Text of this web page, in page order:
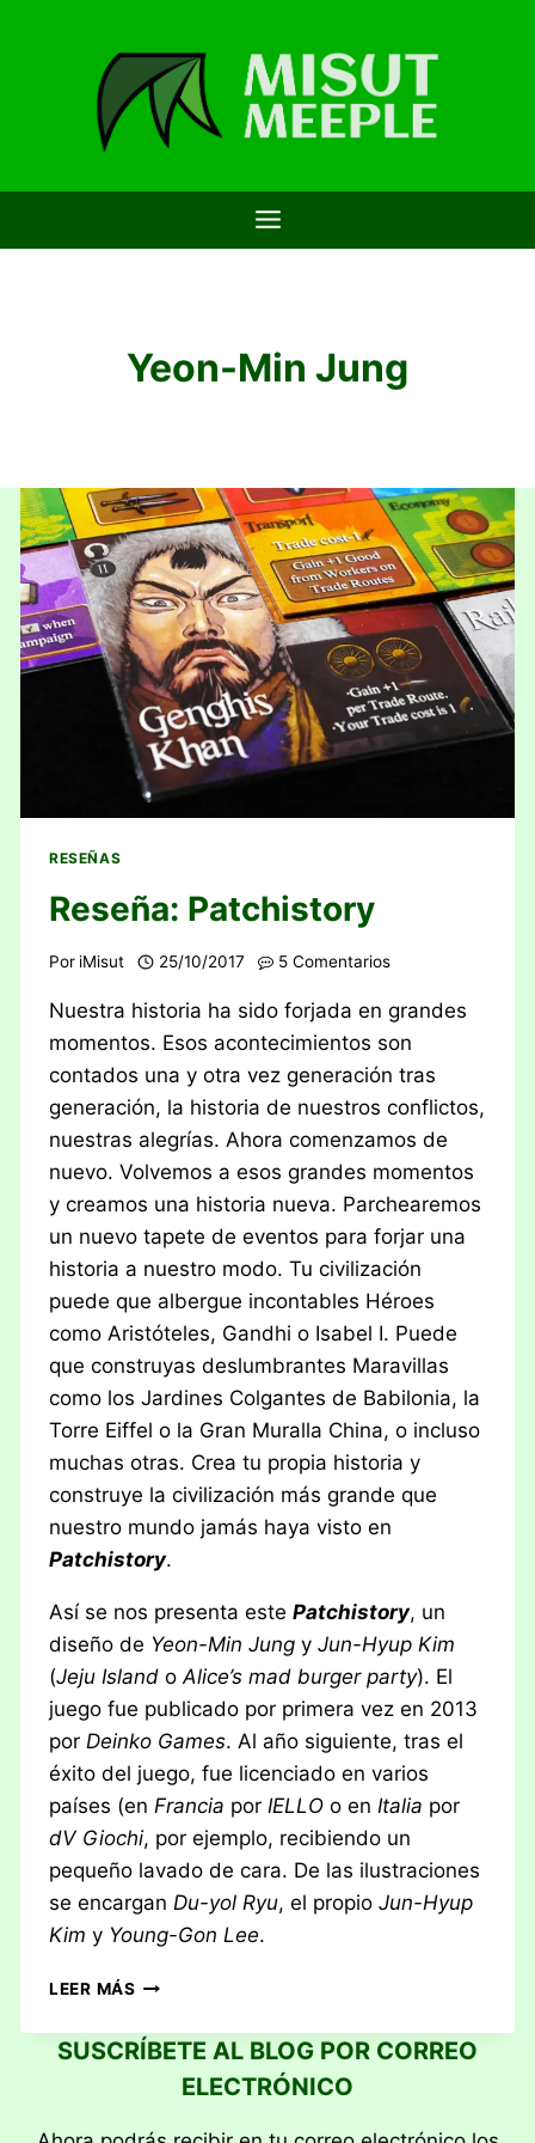
Yeon-Min Jung
RESEÑAS
Reseña: Patchistory
Por iMisut 25/10/2017 5 Comentarios
Nuestra historia ha sido forjada en grandes
momentos. Esos acontecimientos son
contados una y otra vez generación tras
generación, la historia de nuestros conflictos,
nuestras alegrías. Ahora comenzamos de
nuevo. Volvemos a esos grandes momentos
y creamos una historia nueva. Parchearemos
un nuevo tapete de eventos para forjar una
historia a nuestro modo. Tu civilización
puede que albergue incontables Héroes
como Aristóteles, Gandhi o Isabel I. Puede
que construyas deslumbrantes Maravillas
como los Jardines Colgantes de Babilonia, la
Torre Eiffel o la Gran Muralla China, o incluso
muchas otras. Crea tu propia historia y
construye la civilización más grande que
nuestro mundo jamás haya visto en
Patchistory.
Así se nos presenta estePatchistory, un
diseño de Yeon-Min Jung yJun-Hyup Kim
(Jeju Island oAlice’s mad burger party). El
juego fue publicado por primera vez en 2013
porDeinko Games. Al año siguiente, tras el
éxito del juego, fue licenciado en varios
países (enFrancia porIELLO o enItalia por
dV Giochi, por ejemplo, recibiendo un
pequeño lavado de cara. De las ilustraciones
se encarganDu-yol Ryu, el propioJun-Hyup
Kim y Young-Gon Lee.
LEER MÁS RESEÑA:
SUSCRÍBETE AL BLOG POR CORREO
ELECTRÓNICO